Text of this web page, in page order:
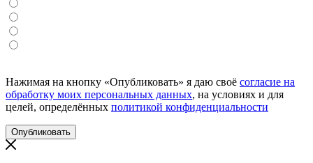
Нажимая на кнопку «Опубликовать» я даю своё согласие на
обработку моих персональных данных, на условиях и для
целей, определённых политикой конфиденциальности